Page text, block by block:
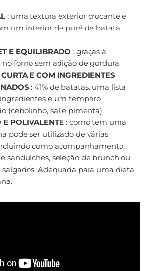
: uma textura exterior crocante e
um interior de puré de batata
E EQUILIBRADO : graças à
no forno sem adição de gordura.
CURTA E COM INGREDIENTES
: 41% de batatas, uma lista
e um tempero
(cebolinho, sal e pimenta).
E POLIVALENTE : como tem uma
pode ser utilizado de várias
como acompanhamento,
sanduíches, seleção de brunch ou
Adequada para uma dieta